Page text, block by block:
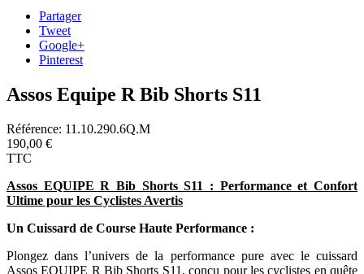
Partager
Tweet
Google+
Pinterest
Assos Equipe R Bib Shorts S11
Référence: 11.10.290.6Q.M
190,00 €
TTC
Assos EQUIPE R Bib Shorts S11 : Performance et Confort
Ultime pour les Cyclistes Avertis
Un Cuissard de Course Haute Performance :
Plongez dans l’univers de la performance pure avec le cuissard
Assos EQUIPE R Bib Shorts S11, conçu pour les cyclistes en quête